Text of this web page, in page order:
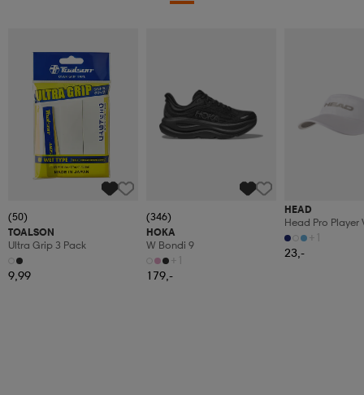
(50)
TOALSON
Ultra Grip 3 Pack
9,99
(346)
HOKA
W Bondi 9
+1
179,-
HEAD
Head Pro Player
+1
23,-